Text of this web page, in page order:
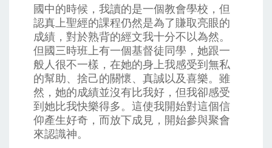
國中的時候，我讀的是一個教會學校，但
認真上聖經的課程仍然是為了賺取亮眼的
成績，對於熟背的經文我十分不以為然。
但國三時班上有一個基督徒同學，她跟一
般人很不一樣，在她的身上我感受到無私
的幫助、捨己的關懷、真誠以及喜樂。雖
然，她的成績並沒有比我好，但我卻感受
到她比我快樂得多。這使我開始對這個信
仰產生好奇，而放下成見，開始參與聚會
來認識神。